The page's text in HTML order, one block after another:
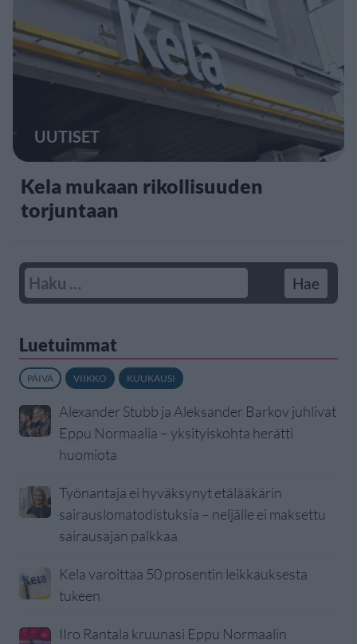
UUTISET
Kela mukaan rikollisuuden
torjuntaan
Luetuimmat
PÄIVÄ VIIKKO KUUKAUSI
Alexander Stubb ja Aleksander Barkov juhlivat
Eppu Normaalia – yksityiskohta herätti
huomiota
Työnantaja ei hyväksynyt etälääkärin
sairauslomatodistuksia – neljälle ei maksettu
sairausajan palkkaa
Kela varoittaa 50 prosentin leikkauksesta
tukeen
IIro Rantala kruunasi Eppu Normaalin